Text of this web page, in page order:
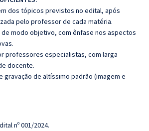
dos tópicos previstos no edital, após
pelo professor de cada matéria.
de modo objetivo, com ênfase nos aspectos
professores especialistas, com larga
docente.
gravação de altíssimo padrão (imagem e
nº 001/2024.